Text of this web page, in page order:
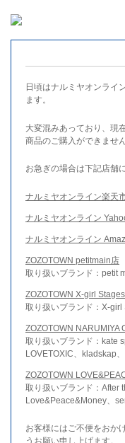
日頃はナルミヤオンライ
ます。
大変混みあっており、現
商品のご購入ができません
お急ぎの場合は下記店舗
ナルミヤオンライン楽天
ナルミヤオンライン
ナルミヤオンライン
ZOZOTOWN petitmain店
取り扱いブランド：petit
ZOZOTOWN X-girl
取り扱いブランド：X-
ZOZOTOWN NARUMIYA
取り扱いブランド：kate
LOVETOXIC、kladskap
ZOZOTOWN
取り扱いブランド：After
Love&Peace&Money、
お客様にはご不便をおか